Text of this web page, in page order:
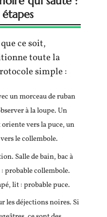
ce soit,
toute la
simple :
un morceau de ruban
à la loupe. Un
vers la puce, un
le collembole.
Salle de bain, bac à
probable collembole.
lit : probable puce.
les déjections noires. Si